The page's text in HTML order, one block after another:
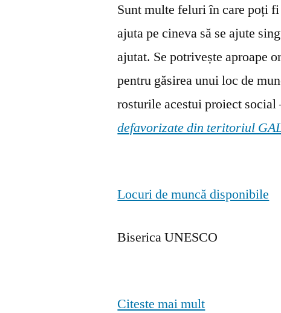
Sunt multe feluri în care poți
ajuta pe cineva să se ajute
ajutat. Se potrivește aproape
pentru găsirea unui loc de
rosturile acestui proiect
defavorizate din teritoriul
Locuri de muncă disponibile
Biserica UNESCO
Citeste mai mult